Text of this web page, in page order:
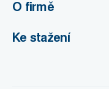
O firmě
Ke stažení